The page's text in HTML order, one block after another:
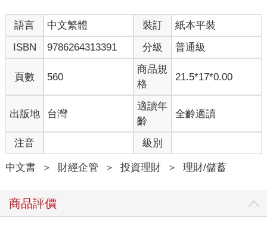
語言 中文繁體 裝訂
紙本平裝
ISBN
9786264313391 分級 普通級
頁數 560
商品規
格
21.5*17*0.00
出版地 台灣
適讀年
齡
全齡適讀
注音 級別
中文書 ＞ 財經企管 ＞ 投資理財 ＞ 理財/儲蓄
商品評價